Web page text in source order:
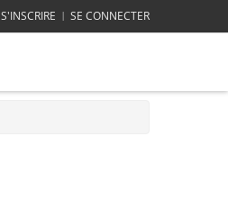
S'INSCRIRE | SE CONNECTER